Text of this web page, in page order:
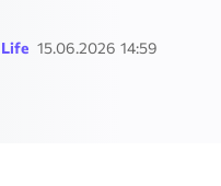
Life 15.06.2026 14:59